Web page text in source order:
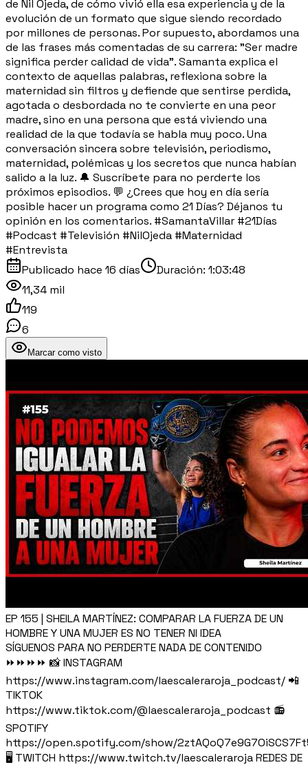
de Nil Ojeda, de cómo vivió ella esa experiencia y de la
evolución de un formato que sigue siendo recordado
por millones de personas. Por supuesto, abordamos una
de las frases más comentadas de su carrera: "Ser madre
significa perder calidad de vida". Samanta explica el
contexto de aquellas palabras, reflexiona sobre la
maternidad sin filtros y defiende que sentirse perdida,
agotada o desbordada no te convierte en una peor
madre, sino en una persona que está viviendo una
realidad de la que todavía se habla muy poco. Una
conversación sincera sobre televisión, periodismo,
maternidad, polémicas y los secretos que nunca habían
salido a la luz. 🔔 Suscríbete para no perderte los
próximos episodios. 💬 ¿Crees que hoy en día sería
posible hacer un programa como 21 Días? Déjanos tu
opinión en los comentarios. #SamantaVillar #21Días
#Podcast #Televisión #NilOjeda #Maternidad
#Entrevista
Publicado hace 16 días Duración: 1:03:48
11,34 mil
119
6
Marcar como visto
EP 155 | SHEILA MARTÍNEZ: COMPARAR LA FUERZA DE UN
HOMBRE Y UNA MUJER ES NO TENER NI IDEA
SÍGUENOS PARA NO PERDERTE NADA DE CONTENIDO
⏩⏩⏩⏩ 📸 INSTAGRAM
https://www.instagram.com/laescaleraroja_podcast/ 📲
TIKTOK
https://www.tiktok.com/@laescaleraroja_podcast 📻
SPOTIFY
https://open.spotify.com/show/
🖥️ TWITCH https://www.twitch.tv/laescaleraroja REDES DE